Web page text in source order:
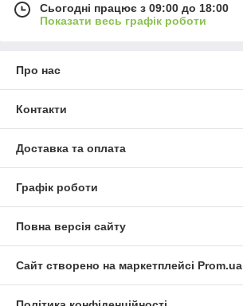
Сьогодні працює з 09:00 до 18:00
Показати весь графік роботи
Про нас
Контакти
Доставка та оплата
Графік роботи
Повна версія сайту
Сайт створено на маркетплейсі Prom.ua